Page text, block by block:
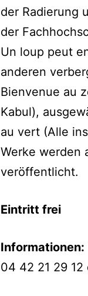
der Radierung
der
Un loup peut
anderen
Bienvenue au
Kabul),
au vert (Alle
Werke werden
veröffentlicht.
Eintritt frei
Informationen:
04 42 21 29